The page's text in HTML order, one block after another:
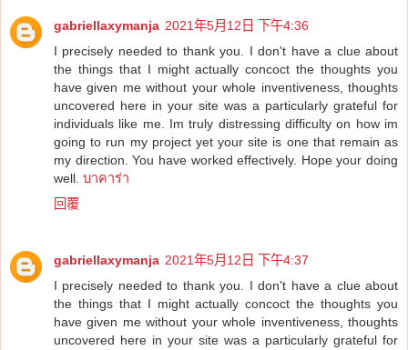
gabriellaxymanja 2021年5月12日 下午4:36
I precisely needed to thank you. I don't have a clue about
the things that I might actually concoct the thoughts you
have given me without your whole inventiveness, thoughts
uncovered here in your site was a particularly grateful for
individuals like me. Im truly distressing difficulty on how im
going to run my project yet your site is one that remain as
my direction. You have worked effectively. Hope your doing
well. บาคาร่า
回覆
gabriellaxymanja 2021年5月12日 下午4:37
I precisely needed to thank you. I don't have a clue about
the things that I might actually concoct the thoughts you
have given me without your whole inventiveness, thoughts
uncovered here in your site was a particularly grateful for